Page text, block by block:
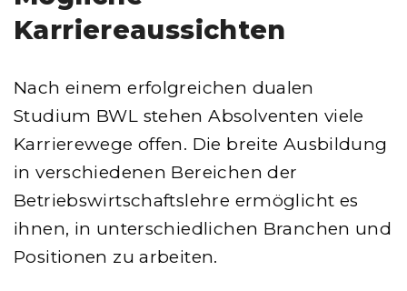
Karriereaussichten
Nach einem erfolgreichen dualen
Studium BWL stehen Absolventen viele
Karrierewege offen. Die breite Ausbildung
in verschiedenen Bereichen der
Betriebswirtschaftslehre ermöglicht es
ihnen, in unterschiedlichen Branchen und
Positionen zu arbeiten.